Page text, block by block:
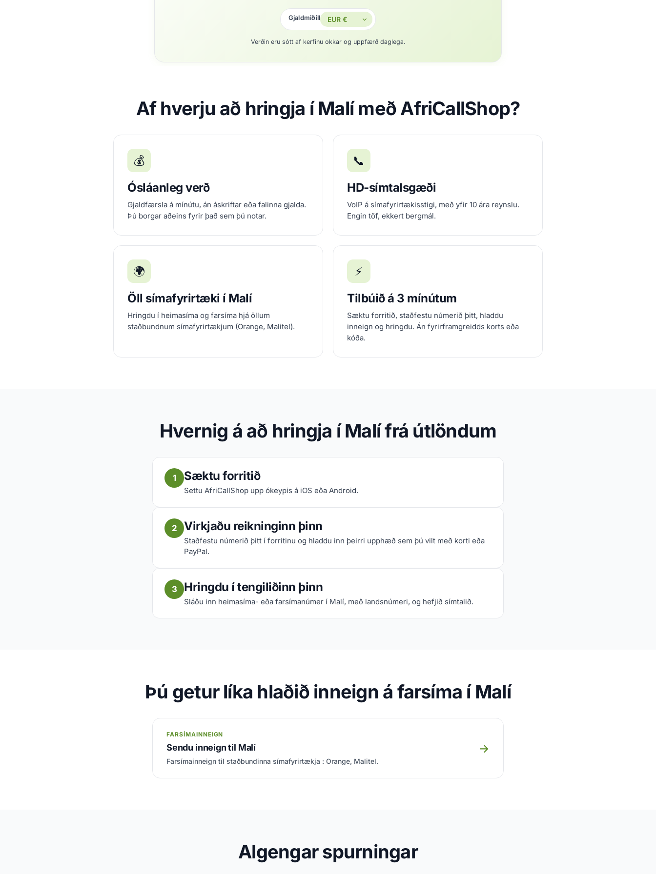
Gjaldmiðill
Verðin eru sótt af kerfinu okkar og uppfærð daglega.
Af hverju að hringja í Malí með AfriCallShop?
💰
Ósláanleg verð
Gjaldfærsla á mínútu, án áskriftar eða falinna gjalda.
Þú borgar aðeins fyrir það sem þú notar.
📞
HD-símtalsgæði
VoIP á símafyrirtækisstigi, með yfir 10 ára reynslu.
Engin töf, ekkert bergmál.
🌍
Öll símafyrirtæki í Malí
Hringdu í heimasíma og farsíma hjá öllum
staðbundnum símafyrirtækjum (Orange, Malitel).
⚡
Tilbúið á 3 mínútum
Sæktu forritið, staðfestu númerið þitt, hladdu
inneign og hringdu. Án fyrirframgreidds korts eða
kóða.
Hvernig á að hringja í Malí frá útlöndum
1 Sæktu forritið
Settu AfriCallShop upp ókeypis á iOS eða Android.
2 Virkjaðu reikninginn þinn
Staðfestu númerið þitt í forritinu og hladdu inn þeirri upphæð sem þú vilt með korti eða
PayPal.
3 Hringdu í tengiliðinn þinn
Sláðu inn heimasíma- eða farsímanúmer í Malí, með landsnúmeri, og hefjið símtalið.
Þú getur líka hlaðið inneign á farsíma í Malí
FARSÍMAINNEIGN
Sendu inneign til Malí
Farsímainneign til staðbundinna símafyrirtækja : Orange, Malitel.
→
Algengar spurningar